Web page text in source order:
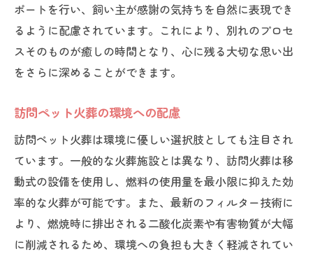
ポートを行い、飼い主が感謝の気持ちを自然に表現でき
るように配慮されています。これにより、別れのプロセ
スそのものが癒しの時間となり、心に残る大切な思い出
をさらに深めることができます。
訪問ペット火葬の環境への配慮
訪問ペット火葬は環境に優しい選択肢としても注目され
ています。一般的な火葬施設とは異なり、訪問火葬は移
動式の設備を使用し、燃料の使用量を最小限に抑えた効
率的な火葬が可能です。また、最新のフィルター技術に
より、燃焼時に排出される二酸化炭素や有害物質が大幅
に削減されるため、環境への負担も大きく軽減されてい